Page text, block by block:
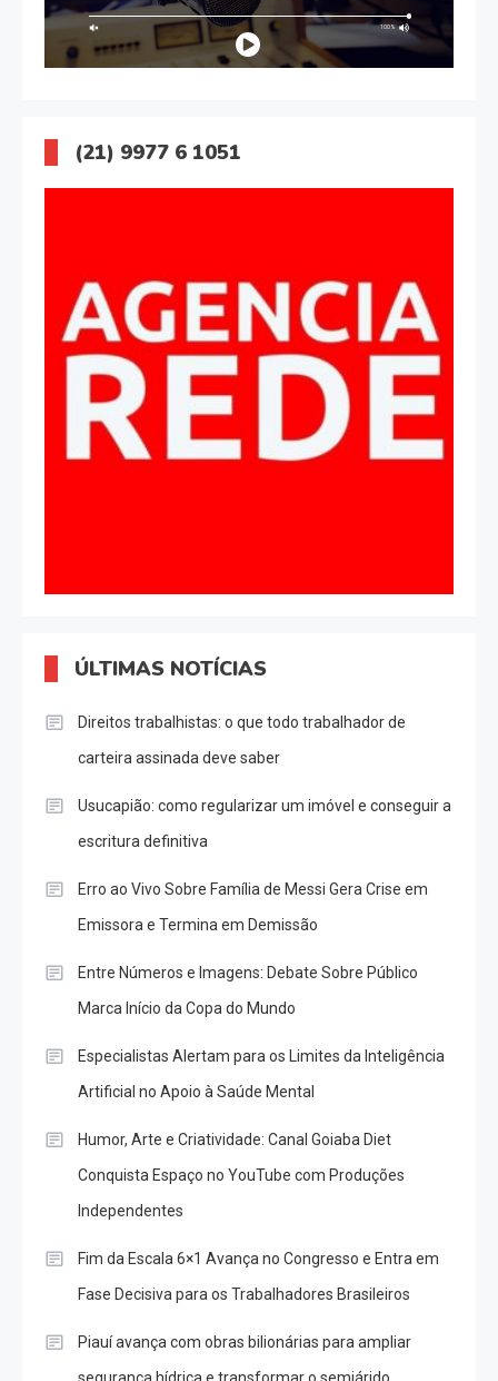
(21) 9977 6 1051
ÚLTIMAS NOTÍCIAS
Direitos trabalhistas: o que todo trabalhador de
carteira assinada deve saber
Usucapião: como regularizar um imóvel e conseguir a
escritura definitiva
Erro ao Vivo Sobre Família de Messi Gera Crise em
Emissora e Termina em Demissão
Entre Números e Imagens: Debate Sobre Público
Marca Início da Copa do Mundo
Especialistas Alertam para os Limites da Inteligência
Artificial no Apoio à Saúde Mental
Humor, Arte e Criatividade: Canal Goiaba Diet
Conquista Espaço no YouTube com Produções
Independentes
Fim da Escala 6×1 Avança no Congresso e Entra em
Fase Decisiva para os Trabalhadores Brasileiros
Piauí avança com obras bilionárias para ampliar